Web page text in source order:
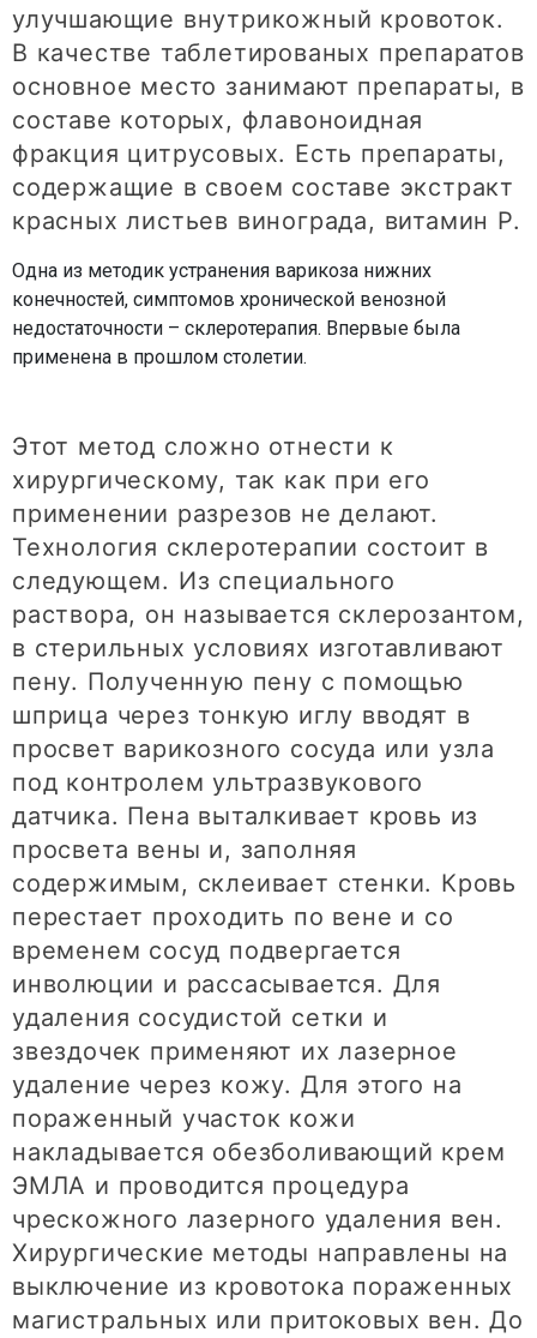
улучшающие внутрикожный кровоток.
В качестве таблетированых препаратов
основное место занимают препараты, в
составе которых, флавоноидная
фракция цитрусовых. Есть препараты,
содержащие в своем составе экстракт
красных листьев винограда, витамин Р.
Одна из методик устранения варикоза нижних
конечностей, симптомов хронической венозной
недостаточности – склеротерапия. Впервые была
применена в прошлом столетии.
Этот метод сложно отнести к
хирургическому, так как при его
применении разрезов не делают.
Технология склеротерапии состоит в
следующем. Из специального
раствора, он называется склерозантом,
в стерильных условиях изготавливают
пену. Полученную пену с помощью
шприца через тонкую иглу вводят в
просвет варикозного сосуда или узла
под контролем ультразвукового
датчика. Пена выталкивает кровь из
просвета вены и, заполняя
содержимым, склеивает стенки. Кровь
перестает проходить по вене и со
временем сосуд подвергается
инволюции и рассасывается. Для
удаления сосудистой сетки и
звездочек применяют их лазерное
удаление через кожу. Для этого на
пораженный участок кожи
накладывается обезболивающий крем
ЭМЛА и проводится процедура
чрескожного лазерного удаления вен.
Хирургические методы направлены на
выключение из кровотока пораженных
магистральных или притоковых вен. До